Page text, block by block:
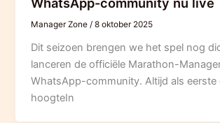
Manager Zone /8 oktober 2025
Dit seizoen brengen we het spel nog
lanceren de officiële Marathon-
WhatsApp-community. Altijd als eerste
hoogteIn